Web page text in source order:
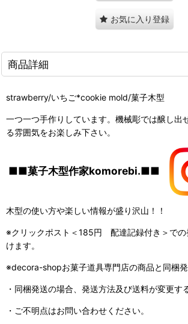
お気に入り登録
商品詳細
strawberry/いちご*cookie mold/菓子木型
一つ一つ手作りしています。機械彫では醸し出
る雰囲気をお楽しみ下さい。
■■菓子木型作家komorebi.■■
木型の使い方や楽しい情報が盛り沢山！！
※クリックポスト＜185円 配達記録付き＞での
けます。
※decora-shopお菓子道具専門店の商品と同梱発
・同梱発送の場合、発送方法及び送料が変更す
・ご不明点はお問い合わせください。